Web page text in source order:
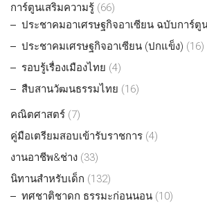
การ์ตูนเสริมความรู้ (66)
ประชาคมอาเศรษฐกิจอาเซียน ฉบับการ์ตู
ประชาคมเศรษฐกิจอาเซียน (ปกแข็ง) (16)
รอบรู้เรื่องเมืองไทย (4)
สืบสานวัฒนธรรมไทย (16)
คณิตศาสตร์ (7)
คู่มือเตรียมสอบเข้ารับราชการ (4)
งานอาชีพ&ช่าง (33)
นิทานสำหรับเด็ก (132)
ทศชาติชาดก ธรรมะก่อนนอน (10)